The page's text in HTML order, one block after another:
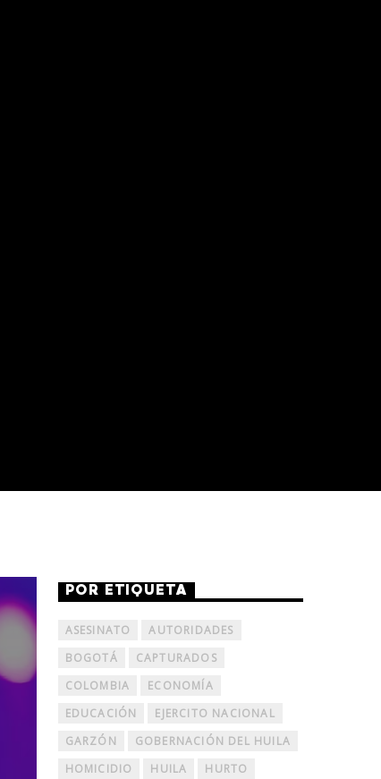
POR ETIQUETA
ASESINATO
AUTORIDADES
BOGOTÁ
CAPTURADOS
COLOMBIA
ECONOMÍA
EDUCACIÓN
EJERCITO NACIONAL
GARZÓN
GOBERNACIÓN DEL HUILA
HOMICIDIO
HUILA
HURTO